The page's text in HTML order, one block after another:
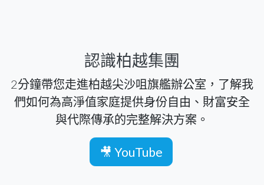
認識柏越集團
2分鐘帶您走進柏越尖沙咀旗艦辦公室，了解我
們如何為高淨值家庭提供身份自由、財富安全
與代際傳承的完整解決方案。
🎥 YouTube